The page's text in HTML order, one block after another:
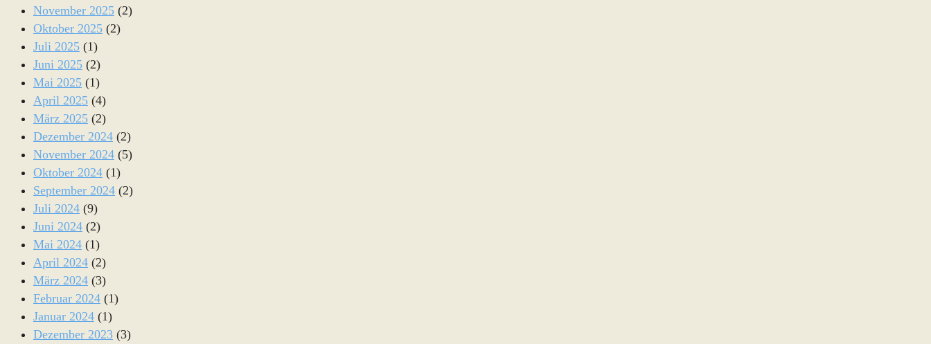
November 2025 (2)
Oktober 2025 (2)
Juli 2025 (1)
Juni 2025 (2)
Mai 2025 (1)
April 2025 (4)
März 2025 (2)
Dezember 2024 (2)
November 2024 (5)
Oktober 2024 (1)
September 2024 (2)
Juli 2024 (9)
Juni 2024 (2)
Mai 2024 (1)
April 2024 (2)
März 2024 (3)
Februar 2024 (1)
Januar 2024 (1)
Dezember 2023 (3)